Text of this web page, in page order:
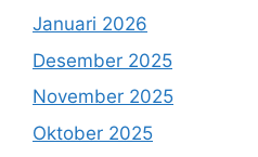
Januari 2026
Desember 2025
November 2025
Oktober 2025